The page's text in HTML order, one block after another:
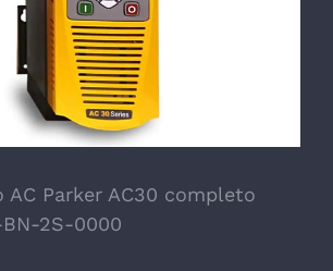
AC Parker AC30 completo
2S-0000